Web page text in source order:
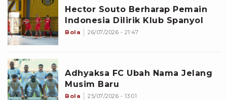
Hector Souto Berharap Pemain
Indonesia Dilirik Klub Spanyol
Bola 26/07/2026 - 21:47
Adhyaksa FC Ubah Nama Jelang
Musim Baru
Bola 25/07/2026 - 13:01